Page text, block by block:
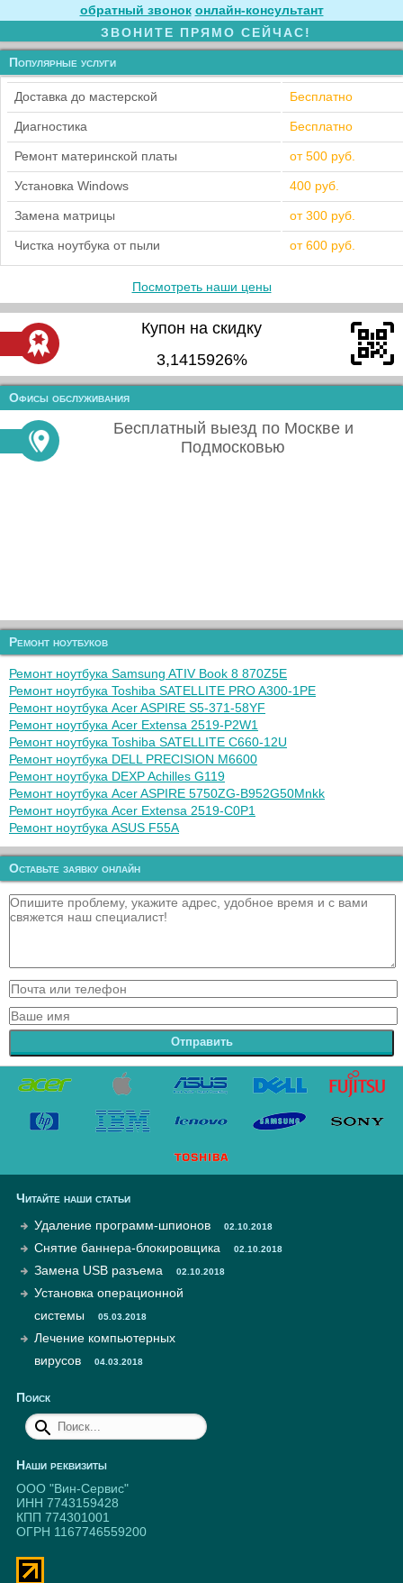
обратный звонок онлайн‑консультант
ЗВОНИТЕ ПРЯМО СЕЙЧАС!
Популярные услуги
Доставка до мастерской Бесплатно
Диагностика Бесплатно
Ремонт материнской платы от 500 руб.
Установка Windows 400 руб.
Замена матрицы от 300 руб.
Чистка ноутбука от пыли от 600 руб.
Посмотреть наши цены
Купон на скидку
3,1415926%
Офисы обслуживания
Бесплатный выезд по Москве и
Подмосковью
Ремонт ноутбуков
Ремонт ноутбука Samsung ATIV Book 8 870Z5E
Ремонт ноутбука Toshiba SATELLITE PRO A300-1PE
Ремонт ноутбука Acer ASPIRE S5-371-58YF
Ремонт ноутбука Acer Extensa 2519-P2W1
Ремонт ноутбука Toshiba SATELLITE C660-12U
Ремонт ноутбука DELL PRECISION M6600
Ремонт ноутбука DEXP Achilles G119
Ремонт ноутбука Acer ASPIRE 5750ZG-B952G50Mnkk
Ремонт ноутбука Acer Extensa 2519-C0P1
Ремонт ноутбука ASUS F55A
Оставьте заявку онлайн
Отправить
Читайте наши статьи
Удаление программ-шпионов
02.10.2018
Снятие баннера-блокировщика 02.10.2018
Замена USB разъема 02.10.2018
Установка операционной
системы
05.03.2018
Лечение компьютерных
вирусов
04.03.2018
Поиск
Наши реквизиты
ООО "Вин-Сервис"
ИНН 7743159428
КПП 774301001
ОГРН 1167746559200